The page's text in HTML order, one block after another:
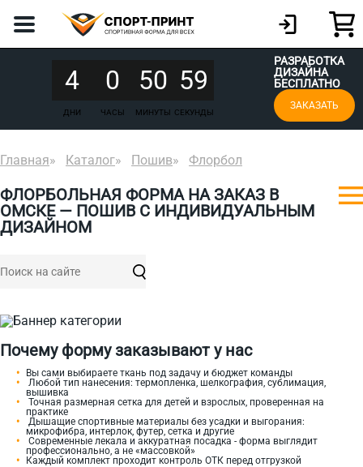
4
ДНИ
0
ЧАСЫ
50
МИНУТЫ
59
СЕКУНДЫ
РАЗРАБОТКА
ДИЗАЙНА
БЕСПЛАТНО
ЗАКАЗАТЬ
Главная Каталог Пошив Флорбол
ФЛОРБОЛЬНАЯ ФОРМА НА ЗАКАЗ В
ОМСКЕ — ПОШИВ С ИНДИВИДУАЛЬНЫМ
ДИЗАЙНОМ
Почему форму заказывают у нас
Вы сами выбираете ткань под задачу и бюджет команды
Любой тип нанесения: термопленка, шелкография, сублимация,
вышивка
Точная размерная сетка для детей и взрослых, проверенная на
практике
Дышащие спортивные материалы без усадки и выгорания:
микрофибра, интерлок, футер, сетка и другие
Современные лекала и аккуратная посадка - форма выглядит
профессионально, а не «массовкой»
Каждый комплект проходит контроль ОТК перед отгрузкой